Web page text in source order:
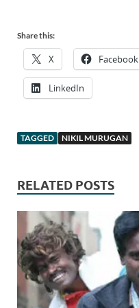
Share this:
X Facebook
LinkedIn
TAGGED NIKIL MURUGAN
RELATED POSTS